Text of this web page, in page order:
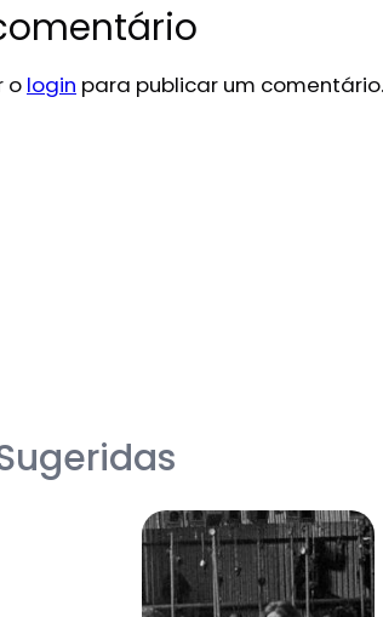
o login para publicar um comentário.